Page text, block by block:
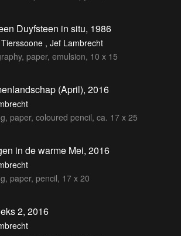
Duyfsteen in situ, 1986
, Jef Lambrecht
paper, emulsion, 10 x 15
(April), 2016
paper, coloured pencil, ca. 17 x 25
in de warme Mei, 2016
paper, pencil, 17 x 20
2, 2016